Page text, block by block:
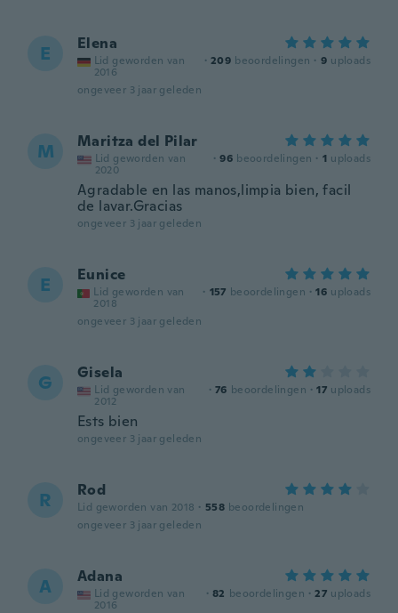
E Elena
Lid geworden van
2016
· 209 beoordelingen · 9 uploads
ongeveer 3 jaar geleden
M Maritza del Pilar
Lid geworden van
2020
· 96 beoordelingen · 1 uploads
Agradable en las manos,limpia bien, facil
de lavar.Gracias
ongeveer 3 jaar geleden
E Eunice
Lid geworden van
2018
· 157 beoordelingen · 16 uploads
ongeveer 3 jaar geleden
G Gisela
Lid geworden van
2012
· 76 beoordelingen · 17 uploads
Ests bien
ongeveer 3 jaar geleden
R Rod
Lid geworden van 2018 · 558 beoordelingen
ongeveer 3 jaar geleden
A Adana
Lid geworden van
2016
· 82 beoordelingen · 27 uploads